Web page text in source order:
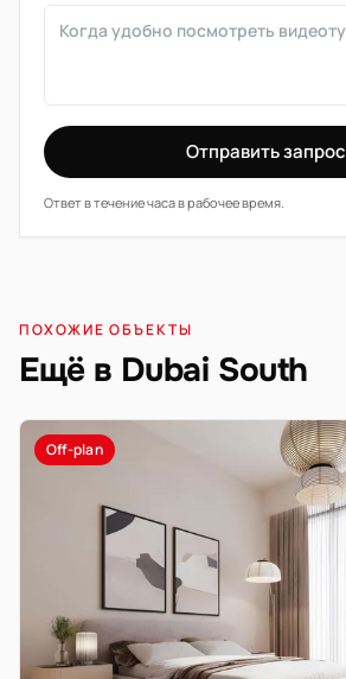
Отправить запрос
Ответ в течение часа в рабочее время.
ПОХОЖИЕ ОБЪЕКТЫ
Ещё в Dubai South
Off-plan